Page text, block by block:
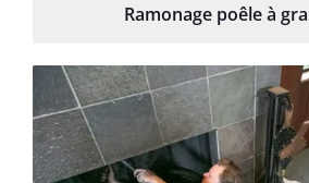
Ramonage poêle à